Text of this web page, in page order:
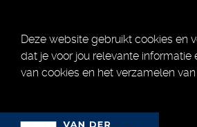
Deze website gebruikt cookies en
dat je voor jou relevante
van cookies en het verzamelen